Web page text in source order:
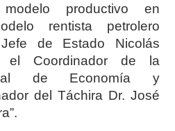
productivo en
rentista petrolero
de Estado Nicolás
el Coordinador de la
de Economía y
del Táchira Dr. José